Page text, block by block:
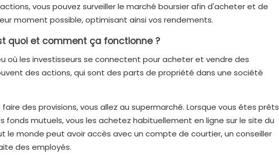
vous pouvez surveiller le marché boursier afin d'acheter et de
moment possible, optimisant ainsi vos rendements.
quoi et comment ça fonctionne ?
où les investisseurs se connectent pour acheter et vendre des
des actions, qui sont des parts de propriété dans une société
des provisions, vous allez au supermarché. Lorsque vous êtes prêts
fonds mutuels, vous les achetez habituellement en ligne sur le site du
le monde peut avoir accès avec un compte de courtier, un conseiller
des employés.